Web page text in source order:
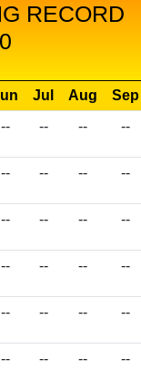
RECORD
Jul Aug
Sep
-- -- -- --
-- -- -- --
-- -- -- --
-- -- -- --
-- -- -- --
-- -- -- --